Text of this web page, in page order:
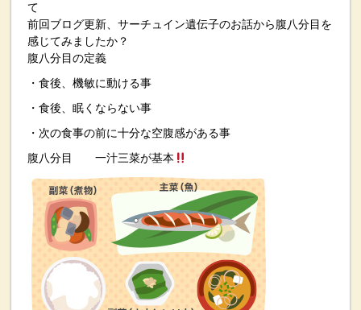
て
前回ブログ更新、サーチュイン遺伝子のお話から腹八分目を
感じてみましたか？
腹八分目の定義
・食後、機敏に動ける事
・食後、眠くならない事
・次の食事の前に十分な空腹感がある事
腹八分目 一汁三菜が基本